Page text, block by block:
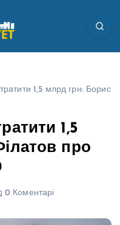
1,5 млрд грн: Борис
1,5
про
0 Коментарі